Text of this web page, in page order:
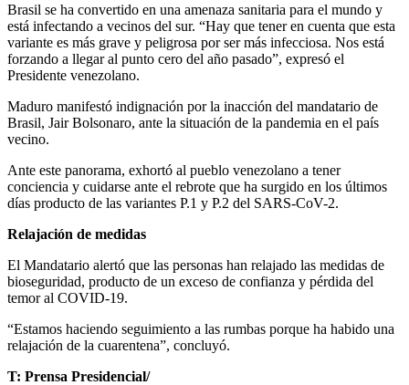
Brasil se ha convertido en una amenaza sanitaria para el mundo y
está infectando a vecinos del sur. “Hay que tener en cuenta que esta
variante es más grave y peligrosa por ser más infecciosa. Nos está
forzando a llegar al punto cero del año pasado”, expresó el
Presidente venezolano.
Maduro manifestó indignación por la inacción del mandatario de
Brasil, Jair Bolsonaro, ante la situación de la pandemia en el país
vecino.
Ante este panorama, exhortó al pueblo venezolano a tener
conciencia y cuidarse ante el rebrote que ha surgido en los últimos
días producto de las variantes P.1 y P.2 del SARS-CoV-2.
Relajación de medidas
El Mandatario alertó que las personas han relajado las medidas de
bioseguridad, producto de un exceso de confianza y pérdida del
temor al COVID-19.
“Estamos haciendo seguimiento a las rumbas porque ha habido una
relajación de la cuarentena”, concluyó.
T: Prensa Presidencial/